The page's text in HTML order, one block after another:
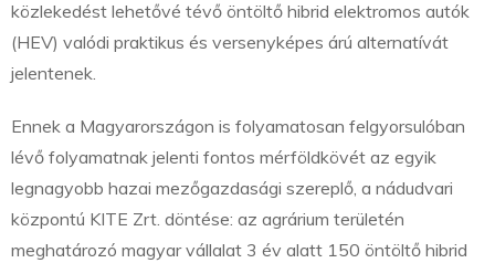
közlekedést lehetővé tévő öntöltő hibrid elektromos autók
(HEV) valódi praktikus és versenyképes árú alternatívát
jelentenek.
Ennek a Magyarországon is folyamatosan felgyorsulóban
lévő folyamatnak jelenti fontos mérföldkövét az egyik
legnagyobb hazai mezőgazdasági szereplő, a nádudvari
központú KITE Zrt. döntése: az agrárium területén
meghatározó magyar vállalat 3 év alatt 150 öntöltő hibrid